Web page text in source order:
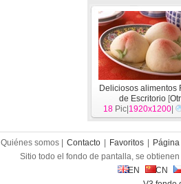
Deliciosos alimentos
de Escritorio [
18 Pic| 1920x1200
Quiénes somos | Contacto Favoritos
Sitio todo el fondo de pantalla, se
EN
CN